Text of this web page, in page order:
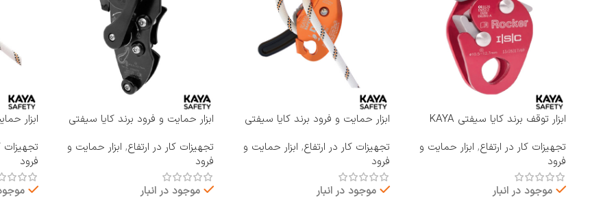
ابزار توقف برند کایا سیفتی KAYA
تجهیزات کار در ارتفاع, ابزار حمایت و
فرود
موجود در انبار
ابزار حمایت و فرود برند کایا سیفتی
تجهیزات کار در ارتفاع, ابزار حمایت و
فرود
موجود در انبار
ابزار حمایت و فرود برند کایا سیفتی
تجهیزات کار در ارتفاع, ابزار حمایت و
فرود
موجود در انبار
ابزار
تجهیزات
فرود